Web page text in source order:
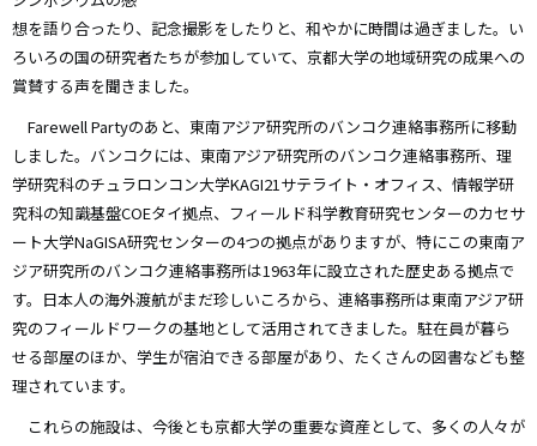
想を語り合ったり、記念撮影をしたりと、和やかに時間は過ぎました。い
ろいろの国の研究者たちが参加していて、京都大学の地域研究の成果への
賞賛する声を聞きました。
Farewell Partyのあと、東南アジア研究所のバンコク連絡事務所に移動
しました。バンコクには、東南アジア研究所のバンコク連絡事務所、理
学研究科のチュラロンコン大学KAGI21サテライト・オフィス、情報学研
究科の知識基盤COEタイ拠点、フィールド科学教育研究センターのカセサ
ート大学NaGISA研究センターの4つの拠点がありますが、特にこの東南ア
ジア研究所のバンコク連絡事務所は1963年に設立された歴史ある拠点で
す。日本人の海外渡航がまだ珍しいころから、連絡事務所は東南アジア研
究のフィールドワークの基地として活用されてきました。駐在員が暮ら
せる部屋のほか、学生が宿泊できる部屋があり、たくさんの図書なども整
理されています。
これらの施設は、今後とも京都大学の重要な資産として、多くの人々が